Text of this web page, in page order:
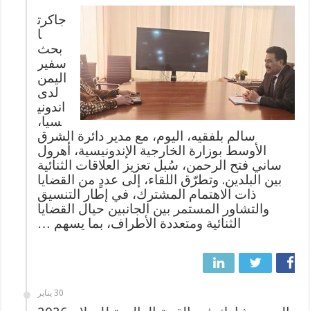
جاكرت
ا
بحث
سفير
اليمن
لدى
اندوني
سيا،
سالم بلفقيه، اليوم، مع مدير دائرة الشرق
الأوسط بوزارة الخارجية الإندونيسية، أهرول
ساني فتح الرحمن، سُبل تعزيز العلاقات الثنائية
بين البلدين. وتطرّق اللقاء، إلى عددٍ من القضايا
ذات الاهتمام المشترك، في إطار التنسيق
والتشاور المستمر بين الجانبين حيال القضايا
الثنائية ومتعددة الأطراف، بما يسهم …
30 يناير